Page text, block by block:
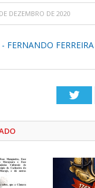
DEZEMBRO DE 2020
FERNANDO